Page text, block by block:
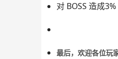
对 BOSS 造成
最后，欢迎各位玩